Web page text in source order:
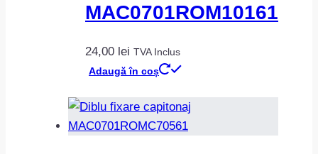
MAC0701ROM10161
24,00 lei TVA Inclus
Adaugă în coș